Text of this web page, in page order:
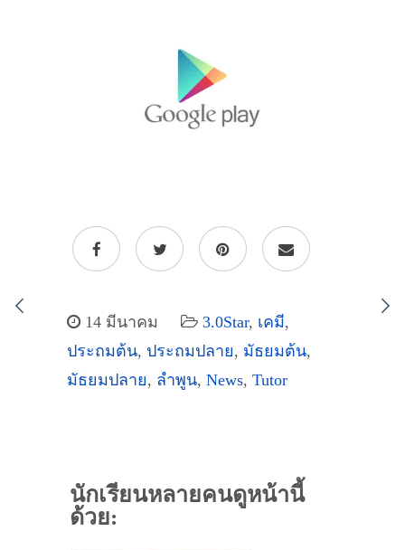
14 มีนาคม 3.0Star, เคมี,
ประถมต้น, ประถมปลาย, มัธยมต้น,
มัธยมปลาย, ลำพูน, News, Tutor
นักเรียนหลายคนดูหน้านี้
ด้วย: